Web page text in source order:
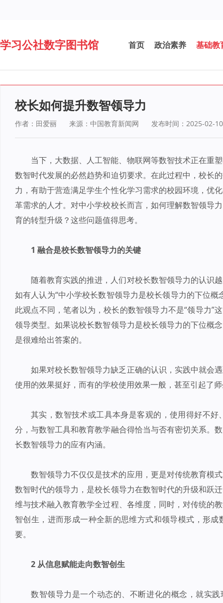
学习公社数字图书馆 首页 政治素养 基础教
校长如何提升数智领导力
作者：田爱丽 来源：中国教育新闻网 发布时间：2025-02-10
当下，大数据、人工智能、物联网等数智技术正在重
数智时代发展的必然趋势和迫切要求。在此过程中，校长
力，有助于营造满足学生个性化学习需求的校园环境，优
革需求的人才。对中小学校校长而言，如何理解数智领导
育的转型升级？这些问题值得思考。
1 融合是校长数智领导力的关键
随着教育实践的推进，人们对校长数智领导力的认识
如有人认为“中小学校长数智领导力是校长领导力的下位
此观点不同，笔者以为，校长的数智领导力不是“领导力”
领导类型。如果说校长数智领导力是校长领导力的下位概
是很难给出答案的。
如果对校长数智领导力缺乏正确的认识，实践中就会
使用的效果挺好，而有的学校使用效果一般，甚至引起了
其实，数智技术或工具本身是客观的，使用得好不
分，与数智工具和教育教学融合得恰当与否有密切关系。
长数智领导力的应有内涵。
数智领导力不仅仅是技术的应用，更是对传统教育模
数智时代的领导力，是校长领导力在数智时代的升级和跃
维与技术融入教育教学全过程、各维度，同时，对传统的
智创生，进而形成一种全新的思维方式和领导模式，形
要。
2 从信息赋能走向数智创生
数智领导力是一个动态的、不断进化的概念，就实